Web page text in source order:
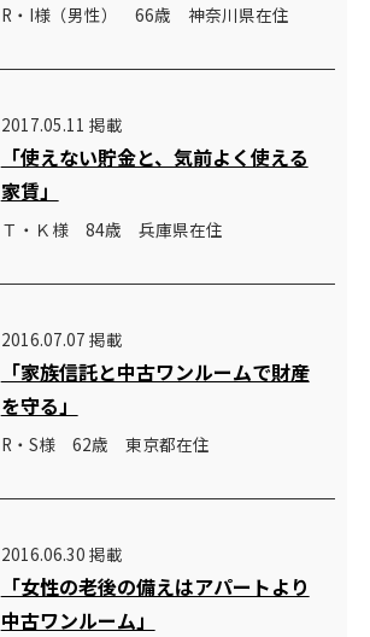
R・I様（男性） 66歳 神奈川県在住
2017.05.11 掲載
「使えない貯金と、気前よく使える
家賃」
Ｔ・Ｋ様 84歳 兵庫県在住
2016.07.07 掲載
「家族信託と中古ワンルームで財産
を守る」
R・S様 62歳 東京都在住
2016.06.30 掲載
「女性の老後の備えはアパートより
中古ワンルーム」